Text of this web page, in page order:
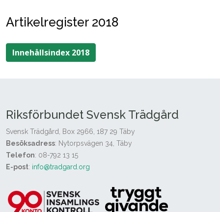
Artikelregister 2018
Innehållsindex 2018
Riksförbundet Svensk Trädgård
Svensk Trädgård, Box 2966, 187 29 Täby
Besöksadress: Nytorpsvägen 34, Täby
Telefon: 08-792 13 15
E-post: info@tradgard.org